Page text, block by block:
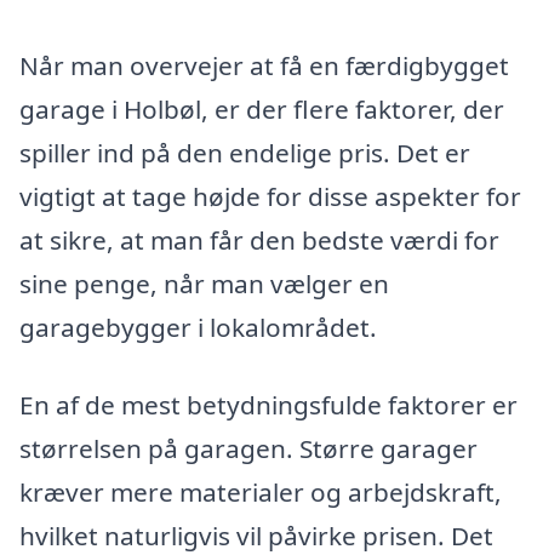
Når man overvejer at få en færdigbygget
garage i Holbøl, er der flere faktorer, der
spiller ind på den endelige pris. Det er
vigtigt at tage højde for disse aspekter for
at sikre, at man får den bedste værdi for
sine penge, når man vælger en
garagebygger i lokalområdet.
En af de mest betydningsfulde faktorer er
størrelsen på garagen. Større garager
kræver mere materialer og arbejdskraft,
hvilket naturligvis vil påvirke prisen. Det